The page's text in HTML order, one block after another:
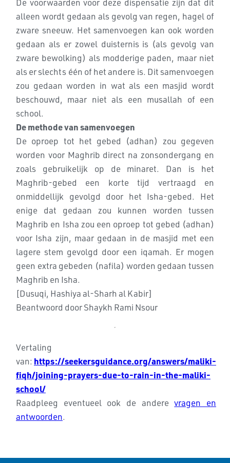
De voorwaarden voor deze dispensatie zijn dat dit
alleen wordt gedaan als gevolg van regen, hagel of
zware sneeuw. Het samenvoegen kan ook worden
gedaan als er zowel duisternis is (als gevolg van
zware bewolking) als modderige paden, maar niet
als er slechts één of het andere is. Dit samenvoegen
zou gedaan worden in wat als een masjid wordt
beschouwd, maar niet als een musallah of een
school.
De methode van samenvoegen
De oproep tot het gebed (adhan) zou gegeven
worden voor Maghrib direct na zonsondergang en
zoals gebruikelijk op de minaret. Dan is het
Maghrib-gebed een korte tijd vertraagd en
onmiddellijk gevolgd door het Isha-gebed. Het
enige dat gedaan zou kunnen worden tussen
Maghrib en Isha zou een oproep tot gebed (adhan)
voor Isha zijn, maar gedaan in de masjid met een
lagere stem gevolgd door een iqamah. Er mogen
geen extra gebeden (nafila) worden gedaan tussen
Maghrib en Isha.
[Dusuqi, Hashiya al-Sharh al Kabir]
Beantwoord door Shaykh Rami Nsour
Vertaling
van: https://seekersguidance.org/answers/maliki-
fiqh/joining-prayers-due-to-rain-in-the-maliki-
school/
Raadpleeg eventueel ook de anderevragen en
antwoorden.